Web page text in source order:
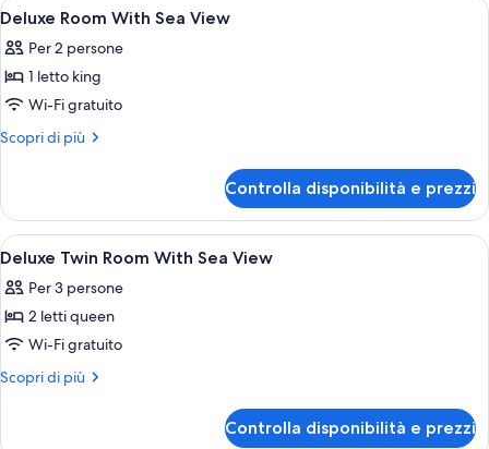
Apri
tutte
le
foto
per
Deluxe
Sea
View
4
Deluxe Room With Sea View
Per 2 persone
1 letto king
Wi-Fi gratuito
Scopri di più
Altri
Room
With
Sea
Controlla disponibilità e prezzi
Apri
tutte
le
foto
per
Deluxe
Minibar, una cassaforte in camera,
4
Deluxe Twin Room With Sea View
Per 3 persone
2 letti queen
Wi-Fi gratuito
Scopri di più
Altri
Controlla disponibilità e prezzi